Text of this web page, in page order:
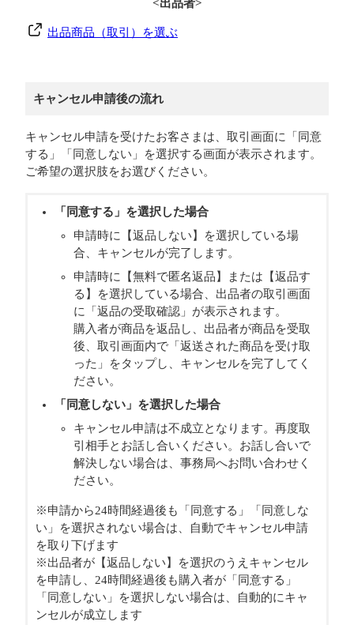
<出品者>
出品商品（取引）を選ぶ
キャンセル申請後の流れ
キャンセル申請を受けたお客さまは、取引画面に「同意
する」「同意しない」を選択する画面が表示されます。
ご希望の選択肢をお選びください。
「同意する」を選択した場合
申請時に【返品しない】を選択している場
合、キャンセルが完了します。
申請時に【無料で匿名返品】または【返品す
る】を選択している場合、出品者の取引画面
に「返品の受取確認」が表示されます。
購入者が商品を返品し、出品者が商品を受取
後、取引画面内で「返送された商品を受け取
った」をタップし、キャンセルを完了してく
ださい。
「同意しない」を選択した場合
キャンセル申請は不成立となります。再度取
引相手とお話し合いください。お話し合いで
解決しない場合は、事務局へお問い合わせく
ださい。
※申請から24時間経過後も「同意する」「同意しな
い」を選択されない場合は、自動でキャンセル申請
を取り下げます
※出品者が【返品しない】を選択のうえキャンセル
を申請し、24時間経過後も購入者が「同意する」
「同意しない」を選択しない場合は、自動的にキャ
ンセルが成立します